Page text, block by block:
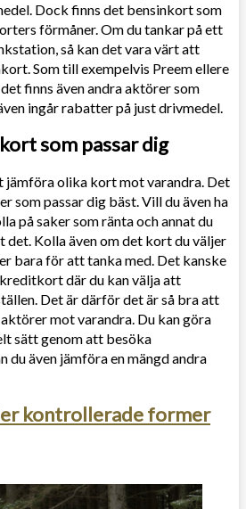
Dock finns det bensinkort som
förmåner. Om du tankar på ett
så kan det vara värt att
Som till exempelvis Preem ellere
finns även andra aktörer som
ingår rabatter på just drivmedel.
som passar dig
jämföra olika kort mot varandra. Det
som passar dig bäst. Vill du även ha
på saker som ränta och annat du
det. Kolla även om det kort du väljer
bara för att tanka med. Det kanske
där du kan välja att
Det är därför det är så bra att
mot varandra. Du kan göra
sätt genom att besöka
du även jämföra en mängd andra
kontrollerade former